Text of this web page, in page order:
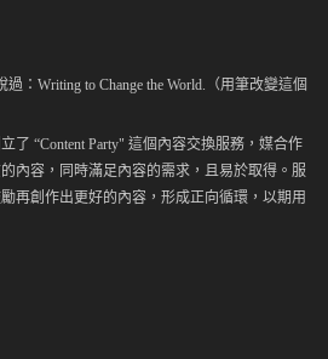
：Writing to Change the World.（用筆改變這個
了 “Content Party" 這個內容交換服務，媒合作
內容，同時滿足內容的需求，且易於取得。服
再創作出更好的內容，形成正向循環，以期用